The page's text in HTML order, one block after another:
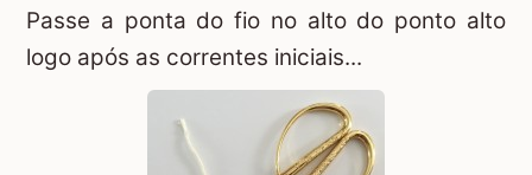
Passe a ponta do fio no alto do ponto alto
logo após as correntes iniciais...